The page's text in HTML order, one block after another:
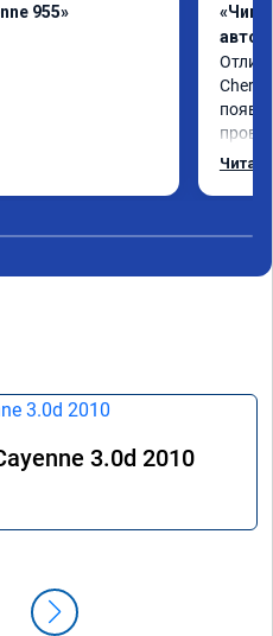
955»
«Чип
Chery
3.0d 2010